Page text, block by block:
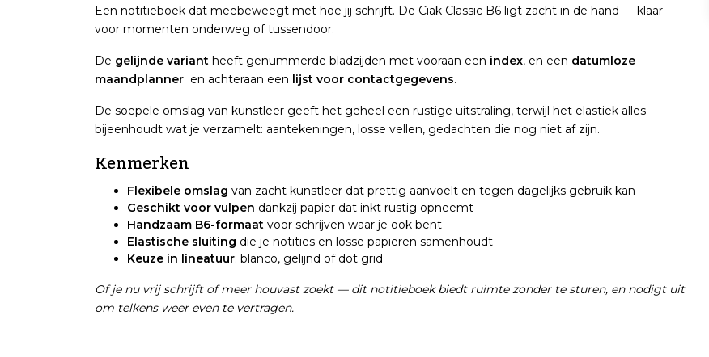
Een notitieboek dat meebeweegt met hoe jij schrijft. De Ciak Classic B6 ligt zacht in de hand — klaar
voor momenten onderweg of tussendoor.
De gelijnde variant heeft genummerde bladzijden met vooraan een index, en een datumloze
maandplanner en achteraan een lijst voor contactgegevens.
De soepele omslag van kunstleer geeft het geheel een rustige uitstraling, terwijl het elastiek alles
bijeenhoudt wat je verzamelt: aantekeningen, losse vellen, gedachten die nog niet af zijn.
Kenmerken
Flexibele omslag van zacht kunstleer dat prettig aanvoelt en tegen dagelijks gebruik kan
Geschikt voor vulpen dankzij papier dat inkt rustig opneemt
Handzaam B6-formaat voor schrijven waar je ook bent
Elastische sluiting die je notities en losse papieren samenhoudt
Keuze in lineatuur: blanco, gelijnd of dot grid
Of je nu vrij schrijft of meer houvast zoekt — dit notitieboek biedt ruimte zonder te sturen, en nodigt uit
om telkens weer even te vertragen.